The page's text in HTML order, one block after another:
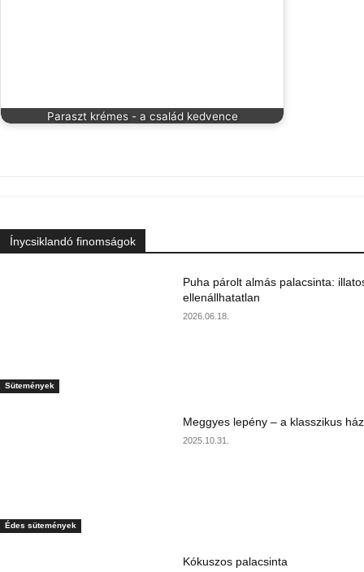
Paraszt krémes - a család kedvence
Ínycsiklandó finomságok
Sütemények
Puha párolt almás palacsinta:
ellenállhatatlan
2026.06.18.
Édes sütemények
Meggyes lepény – a klasszikus
2025.10.31.
Kókuszos palacsinta